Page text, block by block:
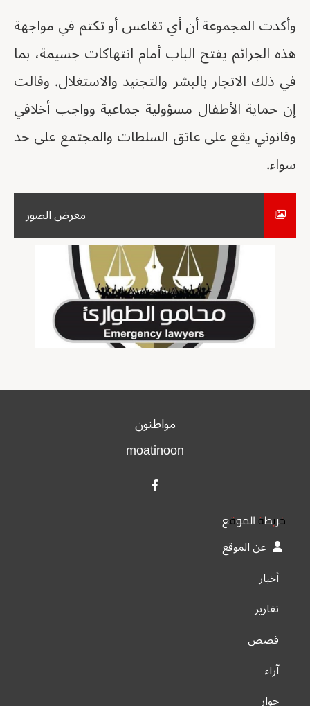
وأكدت المجموعة أن أي تقاعس أو تكتم في مواجهة
هذه الجرائم يفتح الباب أمام انتهاكات جسيمة، بما
في ذلك الاتجار بالبشر والتجنيد والاستغلال. وقالت
إن حماية الأطفال مسؤولية جماعية وواجب أخلاقي
وقانوني يقع على عاتق السلطات والمجتمع على حد
سواء.
معرض الصور
مواطنون
moatinoon
خريطة الموقع
عن الموقع
أخبار
تقارير
قصص
آراء